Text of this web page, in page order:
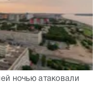
ночью атаковали